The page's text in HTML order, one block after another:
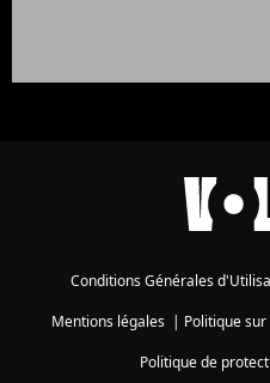
Conditions Générales
Mentions légales| Politique
Politique de